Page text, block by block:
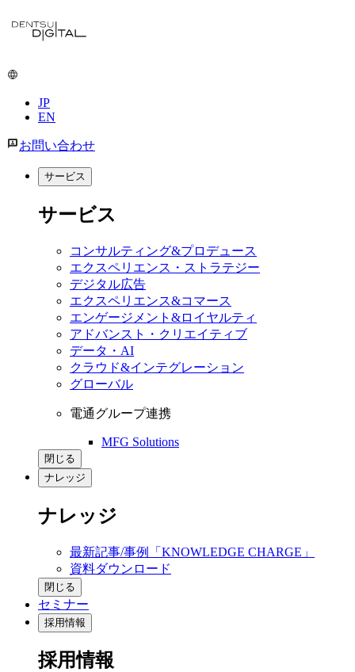
JP
EN
お問い合わせ
サービス
サービス
コンサルティング&プロデュース
エクスペリエンス・ストラテジー
デジタル広告
エクスペリエンス&コマース
エンゲージメント&ロイヤルティ
アドバンスト・クリエイティブ
データ・AI
クラウド&インテグレーション
グローバル
電通グループ連携
MFG Solutions
閉じる
ナレッジ
ナレッジ
最新記事/事例「KNOWLEDGE CHARGE」
資料ダウンロード
閉じる
セミナー
採用情報
採用情報